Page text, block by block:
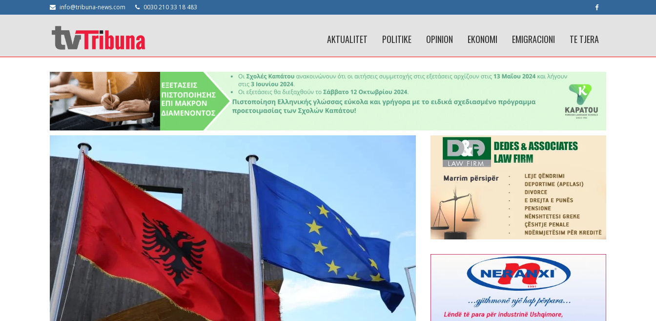
info@tribuna-news.com 0030 210 33 18 483
AKTUALITET POLITIKE OPINION EKONOMI EMIGRACIONI TE TJERA